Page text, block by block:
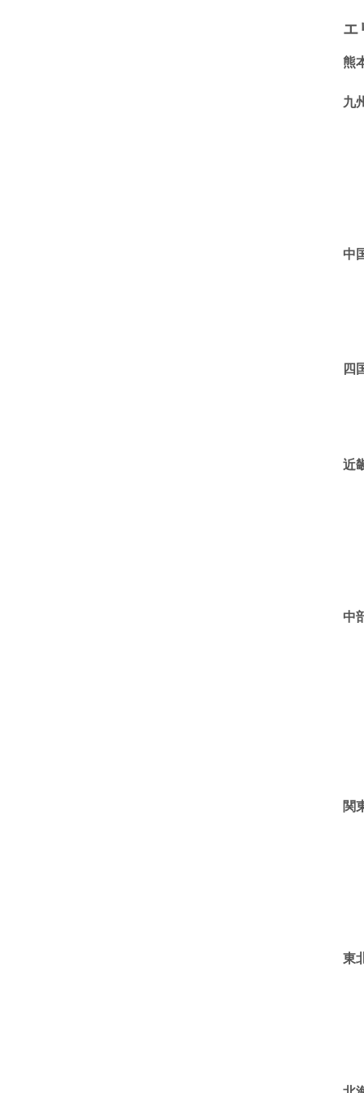
エ
熊
九
中
四
近
中
関
東